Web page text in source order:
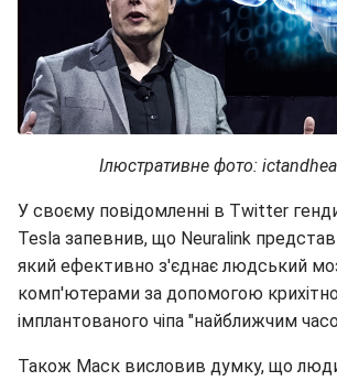
Ілюстративне фото:
У своєму повідомленні в Twitter
Tesla запевнив, що Neuralink
який ефективно з'єднає людський
комп'ютерами за допомогою
імплантованого чіпа "найближчим
Також Маск висловив думку, що